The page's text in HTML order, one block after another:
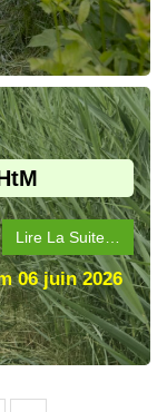
Lire La Suite…
06 juin 2026